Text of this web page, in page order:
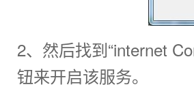
2、然后找到“internet
钮来开启该服务。